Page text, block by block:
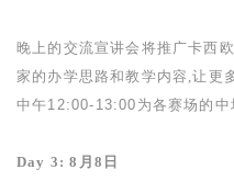
晚上的交流宣讲会将推广卡西
家的办学思路和教学内容,让更
中午12:00-13:00 为各赛场的中
Day 3: 8 月 8 日